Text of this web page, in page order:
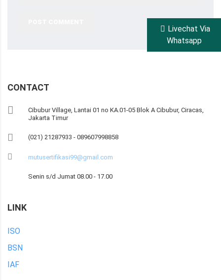
CONTACT
Cibubur Village, Lantai 01 no KA.01-05 Blok A Cibubur, Ciracas,
Jakarta Timur
(021) 21287933 - 089607998858
mutusertifikasi99@gmail.com
Senin s/d Jumat 08.00 - 17.00
LINK
ISO
BSN
IAF
Livechat Via
Whatsapp